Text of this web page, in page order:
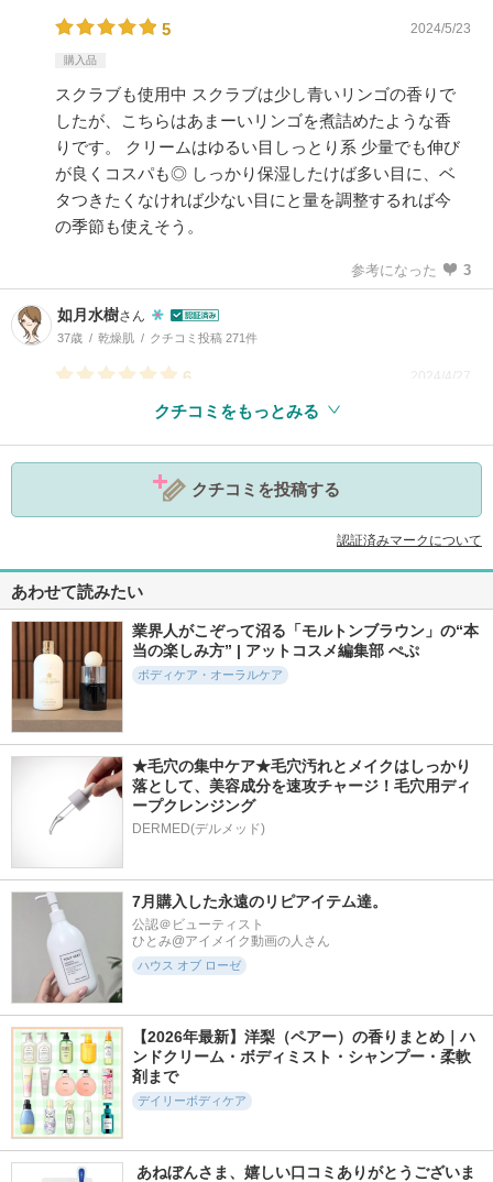
5 2024/5/23
購入品
スクラブも使用中 スクラブは少し青いリンゴの香りで
したが、こちらはあまーいリンゴを煮詰めたような香
りです。 クリームはゆるい目しっとり系 少量でも伸び
が良くコスパも◎ しっかり保湿したけば多い目に、ベ
タつきたくなければ少ない目にと量を調整するれば今
の季節も使えそう。
参考になった 3
如月水樹さん
37歳 乾燥肌 クチコミ投稿 271件
6 2024/4/27
クチコミをもっとみる
クチコミを投稿する
認証済みマークについて
あわせて読みたい
業界人がこぞって沼る「モルトンブラウン」の“本
当の楽しみ方” | アットコスメ編集部 ぺぷ
ボディケア・オーラルケア
★毛穴の集中ケア★毛穴汚れとメイクはしっかり
落として、美容成分を速攻チャージ！毛穴用ディ
ープクレンジング
DERMED(デルメッド)
7月購入した永遠のリピアイテム達。
公認＠ビューティスト
ひとみ@アイメイク動画の人さん
ハウス オブ ローゼ
【2026年最新】洋梨（ペアー）の香りまとめ｜ハ
ンドクリーム・ボディミスト・シャンプー・柔軟
剤まで
デイリーボディケア
あねぼんさま、嬉しい口コミありがとうございま